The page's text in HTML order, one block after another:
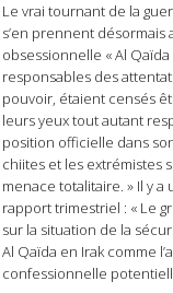
Le vrai tournant de la
s’en prennent désormais
obsessionnelle « Al
responsables des
pouvoir, étaient censés
leurs yeux tout autant
position officielle dans
chiites et les extrémistes
menace totalitaire. » Il y
rapport trimestriel : « Le
sur la situation de la
Al Qaïda en Irak comme
confessionnelle